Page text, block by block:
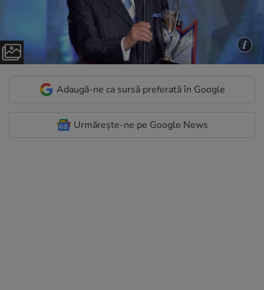
Adaugă-ne ca sursă preferată în Google
Urmărește-ne pe Google News